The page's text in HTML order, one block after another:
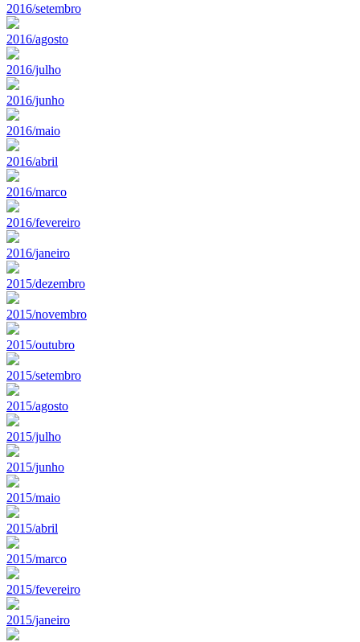
2016/setembro
2016/agosto
2016/julho
2016/junho
2016/maio
2016/abril
2016/marco
2016/fevereiro
2016/janeiro
2015/dezembro
2015/novembro
2015/outubro
2015/setembro
2015/agosto
2015/julho
2015/junho
2015/maio
2015/abril
2015/marco
2015/fevereiro
2015/janeiro